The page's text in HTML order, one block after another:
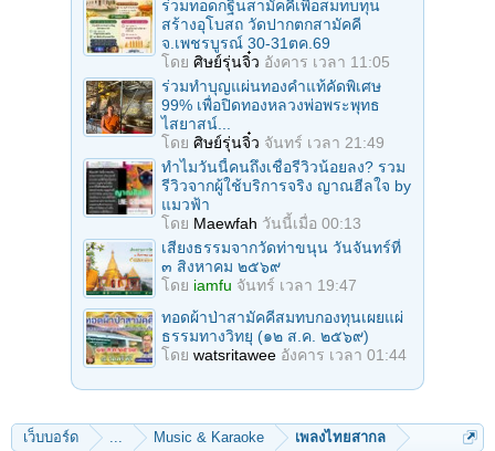
ร่วมทอดกฐินสามัคคีเพื่อสมทบทุน
สร้างอุโบสถ วัดปากตกสามัคคี
จ.เพชรบูรณ์ 30-31ตค.69
โดย ศิษย์รุ่นจิ๋ว อังคาร เวลา 11:05
ร่วมทําบุญแผ่นทองคำแท้คัดพิเศษ
99% เพื่อปิดทองหลวงพ่อพระพุทธ
ไสยาสน์...
โดย ศิษย์รุ่นจิ๋ว จันทร์ เวลา 21:49
ทำไมวันนี้คนถึงเชื่อรีวิวน้อยลง? รวม
รีวิวจากผู้ใช้บริการจริง ญาณฮีลใจ by
แมวฟ้า
โดย Maewfah วันนี้เมื่อ 00:13
เสียงธรรมจากวัดท่าขนุน วันจันทร์ที่
๓ สิงหาคม ๒๕๖๙
โดย iamfu จันทร์ เวลา 19:47
ทอดผ้าป่าสามัคคีสมทบกองทุนเผยแผ่
ธรรมทางวิทยุ (๑๒ ส.ค. ๒๕๖๙)
โดย watsritawee อังคาร เวลา 01:44
เว็บบอร์ด Music & Karaoke เพลงไทยสากล